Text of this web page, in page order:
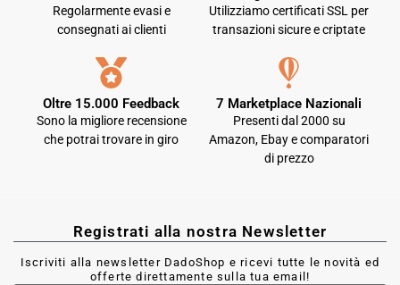
Regolarmente evasi e
consegnati ai clienti
Utilizziamo certificati SSL per
transazioni sicure e criptate
Oltre 15.000 Feedback
Sono la migliore recensione
che potrai trovare in giro
7 Marketplace Nazionali
Presenti dal 2000 su
Amazon, Ebay e comparatori
di prezzo
Registrati alla nostra Newsletter
Iscriviti alla newsletter DadoShop e ricevi tutte le novità ed
offerte direttamente sulla tua email!